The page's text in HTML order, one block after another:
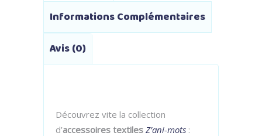
Informations Complémentaires
Avis (0)
Découvrez vite la collection
d’accessoires textiles Z’ani-mots :